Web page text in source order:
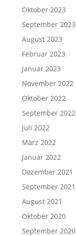
Oktober 2023
September 2023
August 2023
Februar 2023
Januar 2023
November 2022
Oktober 2022
September 2022
Juli 2022
März 2022
Januar 2022
Dezember 2021
September 2021
August 2021
Oktober 2020
September 2020